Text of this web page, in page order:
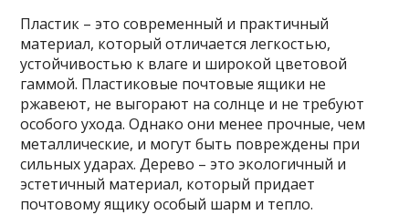
Пластик – это современный и практичный
материал, который отличается легкостью,
устойчивостью к влаге и широкой цветовой
гаммой. Пластиковые почтовые ящики не
ржавеют, не выгорают на солнце и не требуют
особого ухода. Однако они менее прочные, чем
металлические, и могут быть повреждены при
сильных ударах. Дерево – это экологичный и
эстетичный материал, который придает
почтовому ящику особый шарм и тепло.